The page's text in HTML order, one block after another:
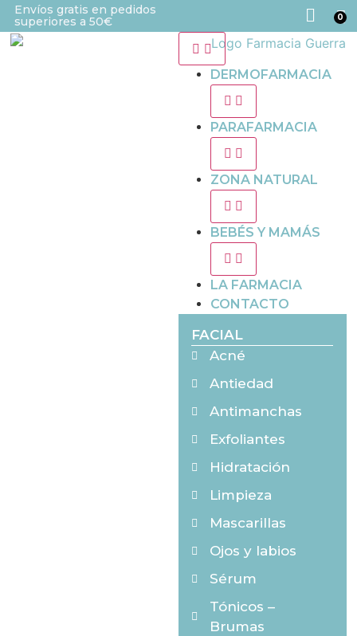
Envíos gratis en pedidos
superiores a 50€
0
DERMOFARMACIA
PARAFARMACIA
ZONA NATURAL
BEBÉS Y MAMÁS
LA FARMACIA
CONTACTO
FACIAL
Acné
Antiedad
Antimanchas
Exfoliantes
Hidratación
Limpieza
Mascarillas
Ojos y labios
Sérum
Tónicos –
Brumas